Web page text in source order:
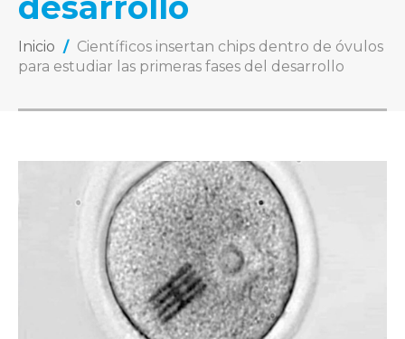
Inicio / Científicos insertan chips dentro de óvulos
para estudiar las primeras fases del desarrollo